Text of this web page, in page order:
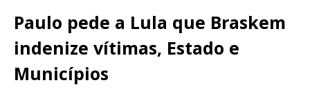
Paulo pede a Lula que Braskem
indenize vítimas, Estado e
Municípios